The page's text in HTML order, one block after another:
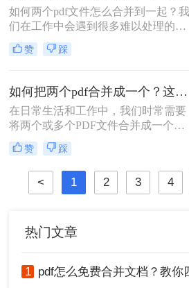
如何两个pdf文件怎么合并到一起？我
们在工作中会遇到很多难以处理的文
件，比如PDF文件，特别是多个PDF
文件合并成一个PDF文件。事实上，
互联网上找到相关的方法。最后，我
们不能达到我们理想的预期。让我们
来看看pdf合并的方法。
赞 踩
如何把两个pdf合并成一个？这4种合并方法很好用！
在日常生活和工作中，我们时常需要
将两个或多个PDF文件合并成一个，
以便于管理、查阅和分享。那么如何
把两个pdf合并成一个呢？本文将介绍
三种常用的PDF合并方法。
赞 踩
< 1 2 3 4
热门文章
1 pdf怎么免费合并文档？教你